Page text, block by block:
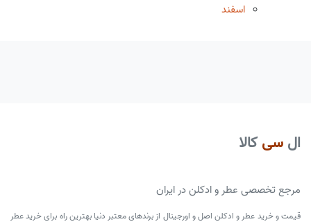
اسفند
ال سی کالا
مرجع تخصصی عطر و ادکلن در ایران
قیمت و خرید عطر و ادکلن اصل و اورجینال از برندهای معتبر دنیا بهترین راه برای خرید عطر